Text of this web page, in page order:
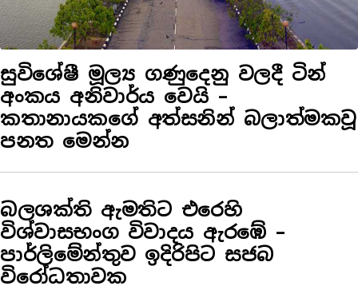
සුවිශේෂී මූල්‍ය ගණුදෙනු වලදී ටින්
අංකය අනිවාර්ය වෙයි –
කතානායකගේ අත්සනින් බලාත්මකවූ
පනත මෙන්න
බලශක්ති ඇමතිට එරෙහි
විශ්වාසභංග විවාදය ඇරඹේ –
පාර්ලිමේන්තුව ඉදිරිපිට සජබ
විරෝධතාවක